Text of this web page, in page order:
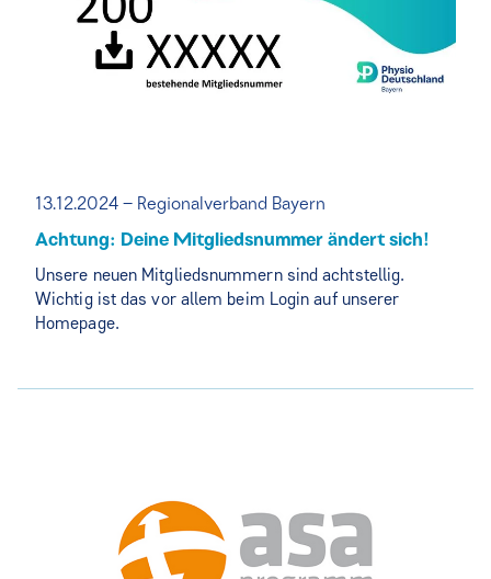
13.12.2024 – Regionalverband Bayern
Achtung: Deine Mitgliedsnummer ändert sich!
Unsere neuen Mitgliedsnummern sind achtstellig.
Wichtig ist das vor allem beim Login auf unserer
Homepage.